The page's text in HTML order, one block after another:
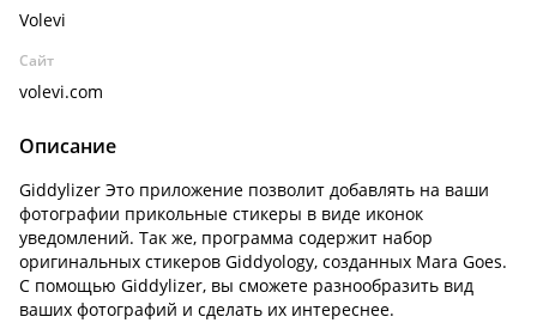
Volevi
Сайт
volevi.com
Описание
Giddylizer Это приложение позволит добавлять на ваши
фотографии прикольные стикеры в виде иконок
уведомлений. Так же, программа содержит набор
оригинальных стикеров Giddyology, созданных Mara Goes.
С помощью Giddylizer, вы сможете разнообразить вид
ваших фотографий и сделать их интереснее.